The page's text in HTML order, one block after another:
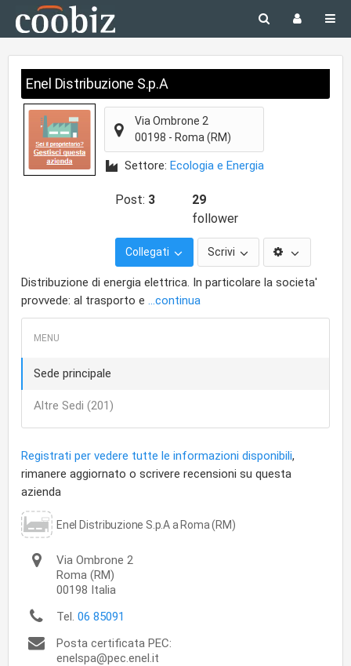
Enel Distribuzione S.p.A
Via Ombrone 2
00198 - Roma (RM)
Settore: Ecologia e Energia
Post: 3
29
follower
Collegati Scrivi
Distribuzione di energia elettrica. In particolare la societa'
provvede: al trasporto e ...continua
Sede principale
Altre Sedi (201)
Registrati per vedere tutte le informazioni disponibili,
rimanere aggiornato o scrivere recensioni su questa
azienda
Enel Distribuzione S.p.A a Roma (RM)
Via Ombrone 2
Roma (RM)
00198 Italia
Tel. 06 85091
Posta certificata PEC:
enelspa@pec.enel.it